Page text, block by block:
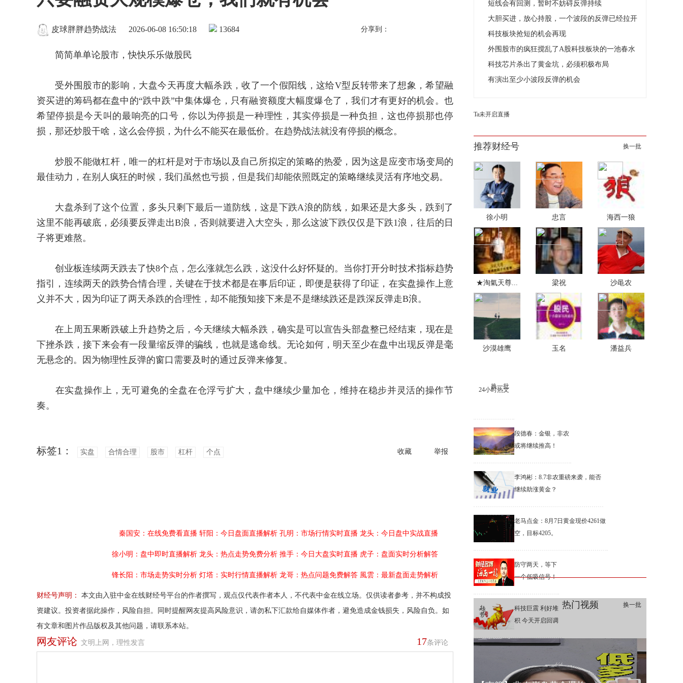
皮球胖胖趋势战法 2026-06-08 16:50:18 13684 分享到：
简简单单论股市，快快乐乐做股民
受外围股市的影响，大盘今天再度大幅杀跌，收了一个假阳线，这给V型反转带来了想象，希望融
资买进的筹码都在盘中的“跌中跌”中集体爆仓，只有融资额度大幅度爆仓了，我们才有更好的机会。也
希望停损是今天叫的最响亮的口号，你以为停损是一种理性，其实停损是一种负担，这也停损那也停
损，那还炒股干啥，这么会停损，为什么不能买在最低价。在趋势战法就没有停损的概念。
炒股不能做杠杆，唯一的杠杆是对于市场以及自己所拟定的策略的热爱，因为这是应变市场变局的
最佳动力，在别人疯狂的时候，我们虽然也亏损，但是我们却能依照既定的策略继续灵活有序地交易。
大盘杀到了这个位置，多头只剩下最后一道防线，这是下跌A浪的防线，如果还是大多头，跌到了
这里不能再破底，必须要反弹走出B浪，否则就要进入大空头，那么这波下跌仅仅是下跌1浪，往后的日
子将更难熬。
创业板连续两天跌去了快8个点，怎么涨就怎么跌，这没什么好怀疑的。当你打开分时技术指标趋势
指引，连续两天的跌势合情合理，关键在于技术都是在事后印证，即便是获得了印证，在实盘操作上意
义并不大，因为印证了两天杀跌的合理性，却不能预知接下来是不是继续跌还是跌深反弹走B浪。
在上周五果断跌破上升趋势之后，今天继续大幅杀跌，确实是可以宣告头部盘整已经结束，现在是
下挫杀跌，接下来会有一段量缩反弹的骗线，也就是逃命线。无论如何，明天至少在盘中出现反弹是毫
无悬念的。因为物理性反弹的窗口需要及时的通过反弹来修复。
在实盘操作上，无可避免的全盘在仓浮亏扩大，盘中继续少量加仓，维持在稳步并灵活的操作节
奏。
收藏 举报
标签1： 实盘 合情合理 股市 杠杆 个点
秦国安：在线免费看直播 轩阳：今日盘面直播解析 孔明：市场行情实时直播 龙头：今日盘中实战直播
徐小明：盘中即时直播解析 龙头：热点走势免费分析 推手：今日大盘实时直播 虎子：盘面实时分析解答
锋长阳：市场走势实时分析 灯塔：实时行情直播解析 龙哥：热点问题免费解答 風雲：最新盘面走势解析
财经号声明：
本文由入驻中金在线财经号平台的作者撰写，观点仅代表作者本人，不代表中金在线立场。仅供读者参考，并不构成投
资建议。投资者据此操作，风险自担。同时提醒网友提高风险意识，请勿私下汇款给自媒体作者，避免造成金钱损失，风险自负。如
有文章和图片作品版权及其他问题，请联系本站。
17条评论
网友评论 文明上网，理性发言
短线会有回测，暂时不妨碍反弹持续
大胆买进，放心持股，一个波段的反弹已经拉开
科技板块抢短的机会再现
外围股市的疯狂搅乱了A股科技板块的一池春水
科技芯片杀出了黄金坑，必须积极布局
有演出至少小波段反弹的机会
Ta未开启直播
推荐财经号 换一批
徐小明 忠言 海西一狼
★淘氣天尊... 梁祝 沙黾农
沙漠雄鹰 玉名 潘益兵
24小时热文
换一批
段德春：金银，非农
或将继续推高！
李鸿彬：8.7非农重磅来袭，能否
继续助涨黄金？
老马点金：8月7日黄金现价4261做
空，目标4205。
防守两天，等下
一个低吸信号！
科技巨震 利好堆
积 今天开启回调
热门视频 换一批